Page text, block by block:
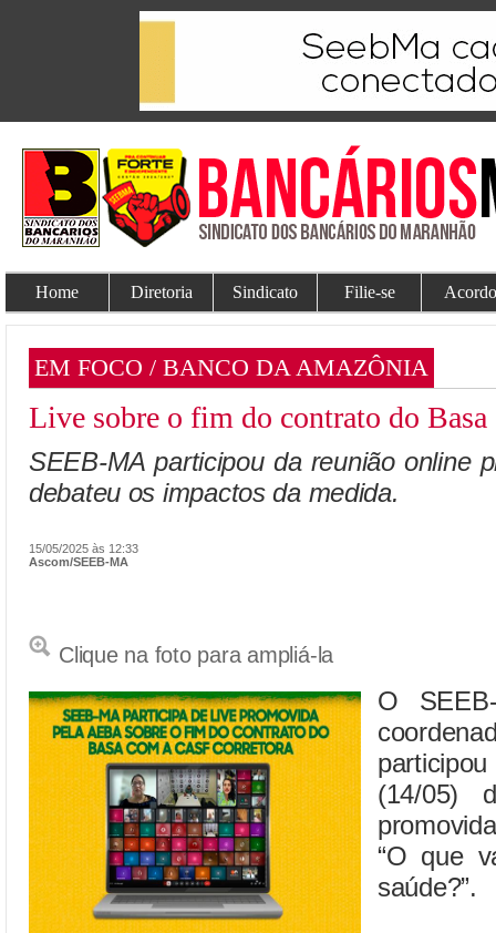
Home Diretoria Sindicato Filie-se
EM FOCO / BANCO DA AMAZÔNIA
Live sobre o fim do contrato do
SEEB-MA participou da reunião online
debateu os impactos da medida.
15/05/2025 às 12:33
Ascom/SEEB-MA
Clique na foto para ampliá-la
O
(14/05)
“O que
saúde?”.